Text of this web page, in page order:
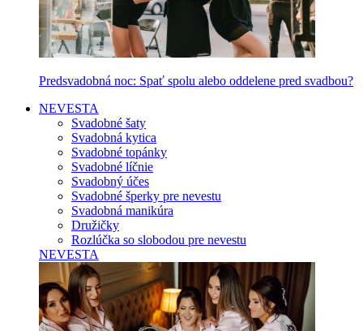
Predsvadobná noc: Spať spolu alebo oddelene pred svadbou?
NEVESTA
Svadobné šaty
Svadobná kytica
Svadobné topánky
Svadobné líčnie
Svadobný účes
Svadobné šperky pre nevestu
Svadobná manikúra
Družičky
Rozlúčka so slobodou pre nevestu
NEVESTA